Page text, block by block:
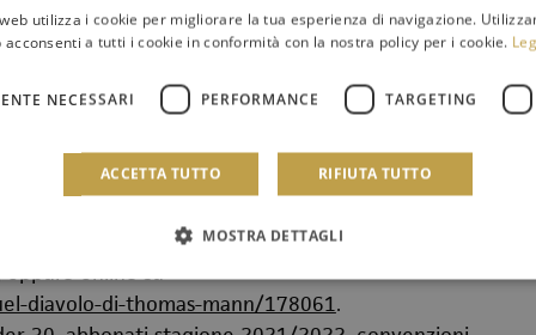
della terrazza della Sala rossa, momento
pubblico delleDomeniche Civiche .
(tel. 0916072532/533
a sabato, nonché nelle domeniche di concerto, dalle
online su
diavolo-di-thomas-mann/178061.
utilizza i cookie per migliorare la tua esperienza di navigazione.
acconsenti a tutti i cookie in conformità con la nostra policy per i cookie.
NECESSARI PERFORMANCE TARGETING
ACCETTA TUTTO RIFIUTA TUTTO
MOSTRA DETTAGLI